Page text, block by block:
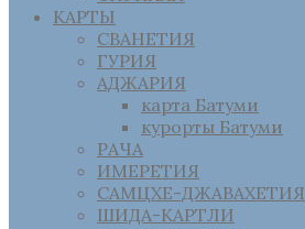
КАРТЫ
СВАНЕТИЯ
ГУРИЯ
АДЖАРИЯ
карта Батуми
курорты Батуми
РАЧА
ИМЕРЕТИЯ
САМЦХЕ-ДЖАВАХЕТИЯ
ШИДА-КАРТЛИ